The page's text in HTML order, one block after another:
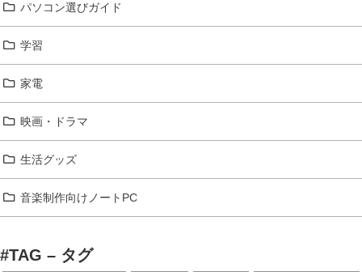
パソコン選びガイド
学習
家電
映画・ドラマ
生活グッズ
音楽制作向けノートPC
#TAG – タグ